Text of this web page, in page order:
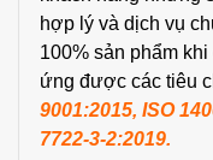
hợp lý và dịch vụ
100% sản phẩm
ứng được các tiêu
9001:2015, ISO
7722-3-2:2019.